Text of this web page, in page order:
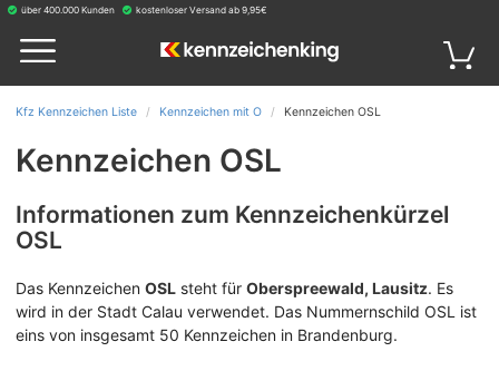
über 400.000 Kunden kostenloser Versand ab 9,95€
Kfz Kennzeichen Liste Kennzeichen mit O Kennzeichen OSL
Kennzeichen OSL
Informationen zum Kennzeichenkürzel
OSL
Das Kennzeichen OSL steht für Oberspreewald, Lausitz. Es
wird in der Stadt Calau verwendet. Das Nummernschild OSL ist
eins von insgesamt 50 Kennzeichen in Brandenburg.